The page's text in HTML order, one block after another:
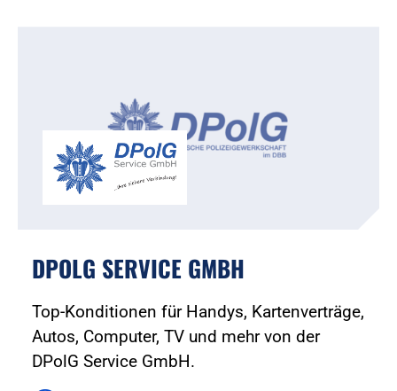
DPOLG SERVICE GMBH
Top-Konditionen für Handys, Kartenverträge,
Autos, Computer, TV und mehr von der
DPolG Service GmbH.